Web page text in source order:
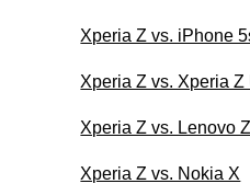
Xperia Z vs. iPhone
Xperia Z vs. Xperia Z
Xperia Z vs. Lenovo
Xperia Z vs. Nokia X